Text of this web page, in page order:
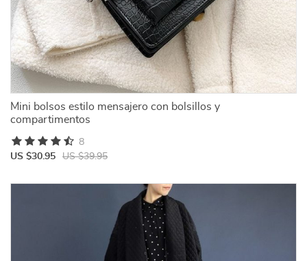
Mini bolsos estilo mensajero con bolsillos y
compartimentos
US $30.95 US $39.95
8